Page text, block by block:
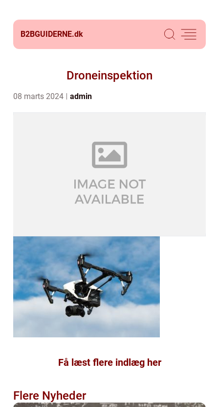
B2BGUIDERNE.dk
Droneinspektion
08 marts 2024 admin
Få læst flere indlæg her
Flere Nyheder